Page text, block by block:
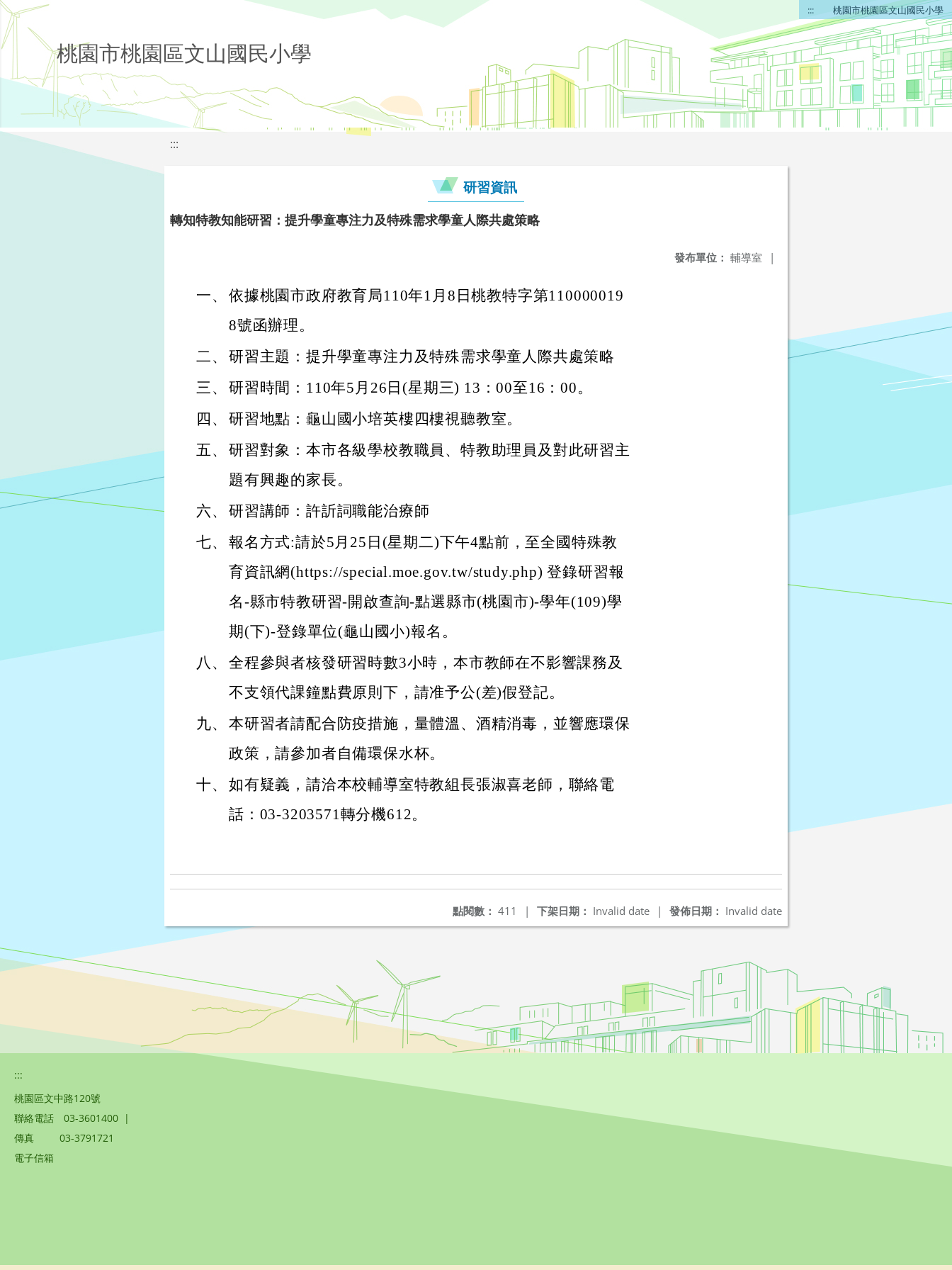
::: 桃園市桃園區文山國民小學
桃園市桃園區文山國民小學
:::
研習資訊
轉知特教知能研習：提升學童專注力及特殊需求學童人際共處策略
發布單位： 輔導室 |
一、 依據桃園市政府教育局110年1月8日桃教特字第110000019
8號函辦理。
二、 研習主題：提升學童專注力及特殊需求學童人際共處策略
三、 研習時間：110年5月26日(星期三) 13：00至16：00。
四、 研習地點：龜山國小培英樓四樓視聽教室。
五、 研習對象：本市各級學校教職員、特教助理員及對此研習主
題有興趣的家長。
六、 研習講師：許訢詞職能治療師
七、 報名方式:請於5月25日(星期二)下午4點前，至全國特殊教
育資訊網(https://special.moe.gov.tw/study.php) 登錄研習報
名-縣市特教研習-開啟查詢-點選縣市(桃園市)-學年(109)學
期(下)-登錄單位(龜山國小)報名。
八、 全程參與者核發研習時數3小時，本市教師在不影響課務及
不支領代課鐘點費原則下，請准予公(差)假登記。
九、 本研習者請配合防疫措施，量體溫、酒精消毒，並響應環保
政策，請參加者自備環保水杯。
十、 如有疑義，請洽本校輔導室特教組長張淑喜老師，聯絡電
話：03-3203571轉分機612。
發佈日期： Invalid date
下架日期： Invalid date |
點閱數： 411 |
:::
桃園區文中路120號
聯絡電話
03-3601400 |
傳真
03-3791721
電子信箱